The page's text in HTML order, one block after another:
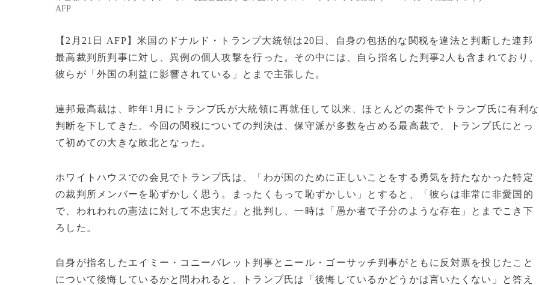
AFP
【2月21日 AFP】米国のドナルド・トランプ大統領は20日、自身の包括的な関税を違法と判断した連邦
最高裁判所判事に対し、異例の個人攻撃を行った。その中には、自ら指名した判事2人も含まれており、
彼らが「外国の利益に影響されている」とまで主張した。
連邦最高裁は、昨年1月にトランプ氏が大統領に再就任して以来、ほとんどの案件でトランプ氏に有利な
判断を下してきた。今回の関税についての判決は、保守派が多数を占める最高裁で、トランプ氏にとっ
て初めての大きな敗北となった。
ホワイトハウスでの会見でトランプ氏は、「わが国のために正しいことをする勇気を持たなかった特定
の裁判所メンバーを恥ずかしく思う。まったくもって恥ずかしい」とすると、「彼らは非常に非愛国的
で、われわれの憲法に対して不忠実だ」と批判し、一時は「愚か者で子分のような存在」とまでこき下
ろした。
自身が指名したエイミー・コニーバレット判事とニール・ゴーサッチ判事がともに反対票を投じたこと
について後悔しているかと問われると、トランプ氏は「後悔しているかどうかは言いたくない」と答え